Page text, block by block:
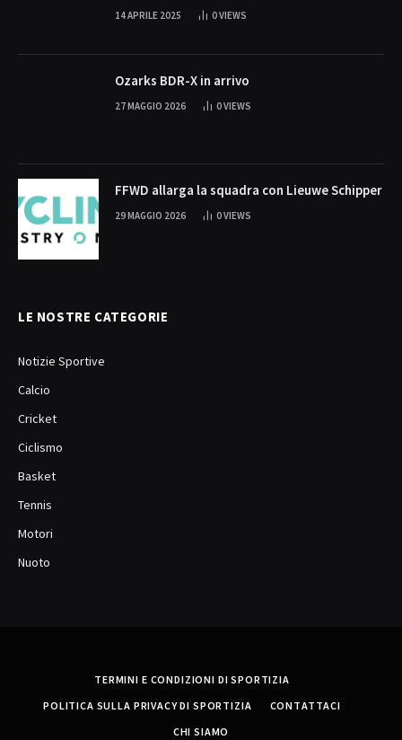
14 APRILE 2025 0VIEWS
Ozarks BDR-X in arrivo
27 MAGGIO 2026 0VIEWS
FFWD allarga la squadra con Lieuwe Schipper
29 MAGGIO 2026 0VIEWS
LE NOSTRE CATEGORIE
Notizie Sportive
Calcio
Cricket
Ciclismo
Basket
Tennis
Motori
Nuoto
TERMINI E CONDIZIONI DI SPORTIZIA
POLITICA SULLA PRIVACY DI SPORTIZIA
CONTATTACI
CHI SIAMO